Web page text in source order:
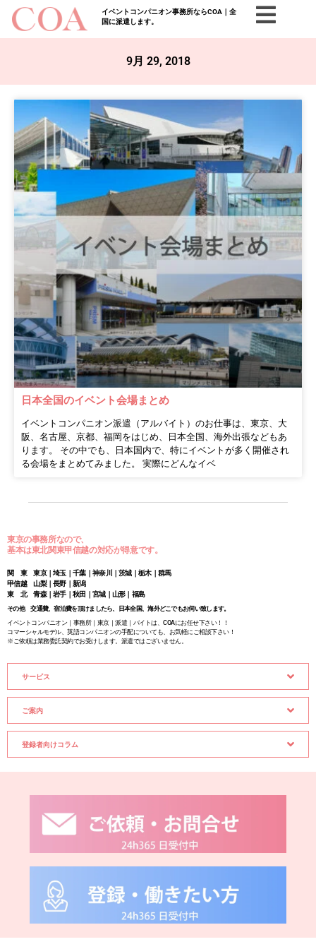
イベントコンパニオン事務所ならCOA｜全
国に派遣します。
9月 29, 2018
日本全国のイベント会場まとめ
イベントコンパニオン派遣（アルバイト）のお仕事は、東京、大
阪、名古屋、京都、福岡をはじめ、日本全国、海外出張などもあ
ります。 その中でも、日本国内で、特にイベントが多く開催され
る会場をまとめてみました。 実際にどんなイベ
東京の事務所なので、
基本は東北関東甲信越の対応が得意です。
関 東 東京｜埼玉｜千葉｜神奈川｜茨城｜栃木｜群馬
甲信越 山梨｜長野｜新潟
東 北 青森｜岩手｜秋田｜宮城｜山形｜福島
その他 交通費、宿泊費を頂けましたら、日本全国、海外どこでもお伺い致します。
イベントコンパニオン｜事務所｜東京｜派遣｜バイトは、COAにお任せ下さい！！
コマーシャルモデル、英語コンパニオンの手配についても、お気軽にご相談下さい！
※ご依頼は業務委託契約でお受けします。派遣ではございません。
サービス
ご案内
登録者向けコラム